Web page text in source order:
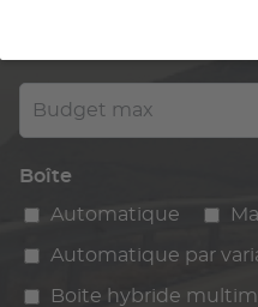
Budget max
Boîte
Automatique
Automatique par
Boite hybride